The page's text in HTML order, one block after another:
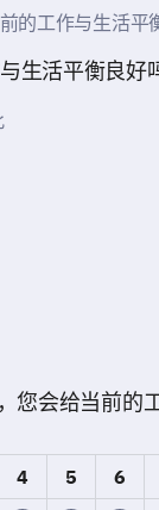
的工作与生活平
生活平衡良好
您会给当前的
4 5 6